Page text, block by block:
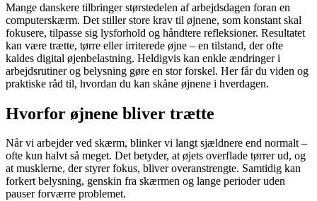
Mange danskere tilbringer størstedelen af arbejdsdagen foran en
computerskærm. Det stiller store krav til øjnene, som konstant skal
fokusere, tilpasse sig lysforhold og håndtere refleksioner. Resultatet
kan være trætte, tørre eller irriterede øjne – en tilstand, der ofte
kaldes digital øjenbelastning. Heldigvis kan enkle ændringer i
arbejdsrutiner og belysning gøre en stor forskel. Her får du viden og
praktiske råd til, hvordan du kan skåne øjnene i hverdagen.
Hvorfor øjnene bliver trætte
Når vi arbejder ved skærm, blinker vi langt sjældnere end normalt –
ofte kun halvt så meget. Det betyder, at øjets overflade tørrer ud, og
at musklerne, der styrer fokus, bliver overanstrengte. Samtidig kan
forkert belysning, genskin fra skærmen og lange perioder uden
pauser forværre problemet.